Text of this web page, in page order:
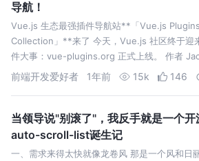
导航！
Vue.js 生态最强插件导航站**「Vue.js Plugins
Collection」**来了 今天，Vue.js 社区终于迎
件大事：vue-plugins.org 正式上线。 作者
前端开发爱好者 1年前 15k 146
当领导说"别滚了"，我反手就是一个
auto-scroll-list诞生记
一、需求来得太快就像龙卷风 那是一个风和日